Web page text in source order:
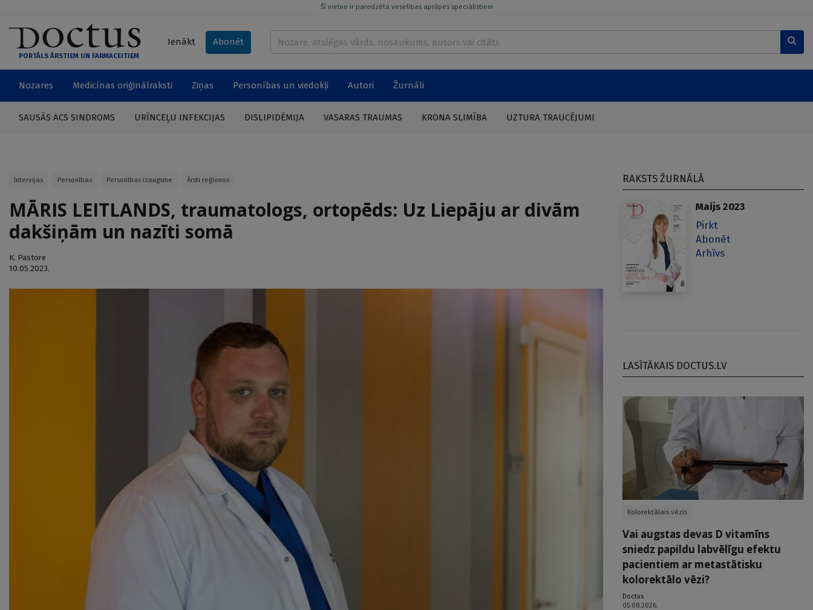
Šī vietne ir paredzēta veselības aprūpes speciālistiem
PORTĀLS ĀRSTIEM UN FARMACEITIEM
Ienākt Abonēt
Nozares Medicīnas oriģinālraksti Ziņas Personības un viedokļi Autori Žurnāli
SAUSĀS ACS SINDROMS URĪNCEĻU INFEKCIJAS DISLIPIDĒMIJA VASARAS TRAUMAS KRONA SLIMĪBA UZTURA TRAUCĒJUMI
Intervijas Personības Personības izaugsme Ārsti reģionos
MĀRIS LEITLANDS, traumatologs, ortopēds: Uz Liepāju ar divām
dakšiņām un nazīti somā
K. Pastore
10.05.2023.
RAKSTS ŽURNĀLĀ
Maijs 2023
Pirkt
Abonēt
Arhīvs
LASĪTĀKAIS DOCTUS.LV
Kolorektālais vēzis
Vai augstas devas D vitamīns
sniedz papildu labvēlīgu efektu
pacientiem ar metastātisku
kolorektālo vēzi?
Doctus
05.08.2026.